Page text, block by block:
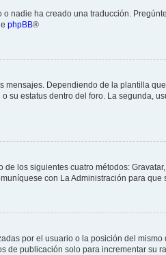
nadie ha creado una traducción.
phpBB®
Dependiendo de la plantilla
estatus dentro del foro. La segunda,
los siguientes cuatro métodos:
con La Administración para que
por el usuario o la posición del
publicación solo para incrementar su